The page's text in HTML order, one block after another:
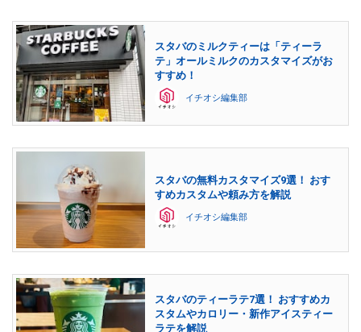
スタバのミルクティーは「ティーラ
テ」オールミルクのカスタマイズがお
すすめ！
イチオシ編集部
スタバの無料カスタマイズ9選！ おす
すめカスタムや頼み方を解説
イチオシ編集部
スタバのティーラテ7選！ おすすめカ
スタムやカロリー・新作アイスティー
ラテを解説